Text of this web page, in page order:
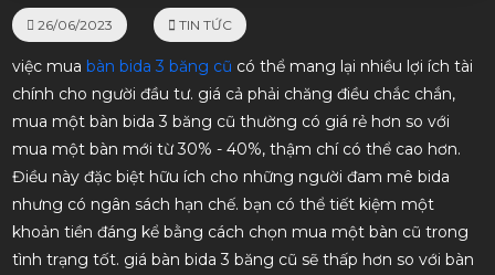
26/06/2023 TIN TỨC
việc mua bàn bida 3 băng cũ có thể mang lại nhiều lợi ích tài
chính cho người đầu tư. giá cả phải chăng điều chắc chắn,
mua một bàn bida 3 băng cũ thường có giá rẻ hơn so với
mua một bàn mới từ 30% - 40%, thậm chí có thể cao hơn.
Điều này đặc biệt hữu ích cho những người đam mê bida
nhưng có ngân sách hạn chế. bạn có thể tiết kiệm một
khoản tiền đáng kể bằng cách chọn mua một bàn cũ trong
tình trạng tốt. giá bàn bida 3 băng cũ sẽ thấp hơn so với bàn